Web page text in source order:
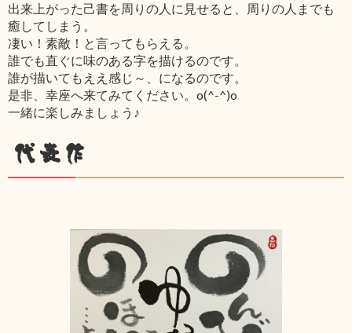
出来上がった己書を周りの人に見せると、周りの人までも
癒してしまう。
凄い！素敵！と言ってもらえる。
誰でも直ぐに味のある字を描けるのです。
誰が描いてもええ感じ～、になるのです。
是非、幸座へ来てみてください。o(^-^)o
一緒に楽しみましょう♪
代表作